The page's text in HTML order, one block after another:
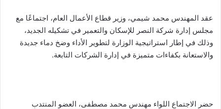
عقد المهندس محمد شيمي، وزير قطاع الأعمال العام، اجتماعًا مع
مجلس إدارة شركة النصر للإسكان والتعمير في تشكيله الجديد،
وذلك في إطار استراتيجية الوزارة لتطوير الأداء وضخ دماء جديدة
والاستعانة بكفاءات متميزة في إدارة الشركات التابعة.
حضر الاجتماع اللواء مهندس محمد مصطفى، العضو المنتدب